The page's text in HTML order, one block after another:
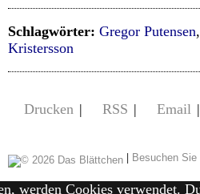
Schlagwörter: Gregor Putensen,
Kristersson
Drucken | RSS | Email |
| Besuchen
werden Cookies verwendet.